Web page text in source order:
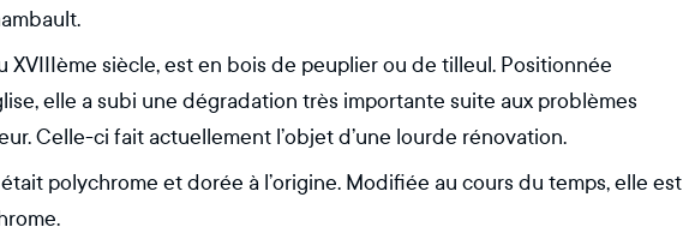
siècle, est en bois de peuplier ou de tilleul. Positionnée
elle a subi une dégradation très importante suite aux problèmes
Celle-ci fait actuellement l’objet d’une lourde rénovation.
polychrome et dorée à l’origine. Modifiée au cours du temps, elle est